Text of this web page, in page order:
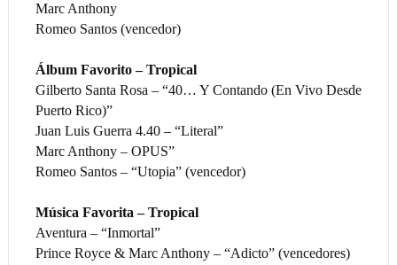
Marc Anthony
Romeo Santos (vencedor)
Álbum Favorito – Tropical
Gilberto Santa Rosa – “40… Y Contando (En Vivo Desde
Puerto Rico)”
Juan Luis Guerra 4.40 – “Literal”
Marc Anthony – OPUS”
Romeo Santos – “Utopia” (vencedor)
Música Favorita – Tropical
Aventura – “Inmortal”
Prince Royce & Marc Anthony – “Adicto” (vencedores)